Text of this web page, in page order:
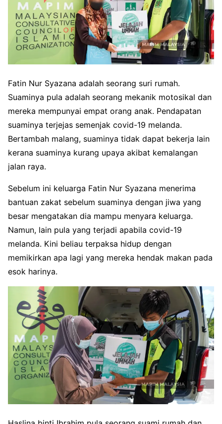
Fatin Nur Syazana adalah seorang suri rumah.
Suaminya pula adalah seorang mekanik motosikal dan
mereka mempunyai empat orang anak. Pendapatan
suaminya terjejas semenjak covid-19 melanda.
Bertambah malang, suaminya tidak dapat bekerja lain
kerana suaminya kurang upaya akibat kemalangan
jalan raya.
Sebelum ini keluarga Fatin Nur Syazana menerima
bantuan zakat sebelum suaminya dengan jiwa yang
besar mengatakan dia mampu menyara keluarga.
Namun, lain pula yang terjadi apabila covid-19
melanda. Kini beliau terpaksa hidup dengan
memikirkan apa lagi yang mereka hendak makan pada
esok harinya.